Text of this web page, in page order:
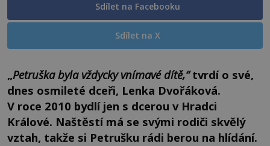
Sdílet na Facebooku
Sdílet na X
„Petruška byla vždycky vnímavé dítě,“tvrdí o své,
dnes osmileté dceři, Lenka Dvořáková.
V roce 2010 bydlí jen s dcerou v Hradci
Králové. Naštěstí má se svými rodiči skvělý
vztah, takže si Petrušku rádi berou na hlídání.